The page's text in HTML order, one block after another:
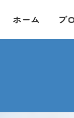
ホーム ブ